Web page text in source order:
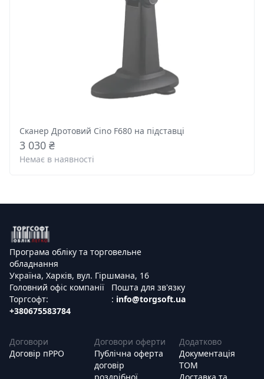
Сканер Дротовий Cino F680 на підставці
3 030 ₴
Немає в наявності
Програма обліку та торговельне
обладнання
Україна, Харків, вул. Гіршмана, 16
Головний офіс компанії
Торгсофт:
+380675583784
Пошта для зв'язку
: info@torgsoft.ua
Договори
Договір пРРО
Договори оферти
Публічна оферта
договір
Додатково
Документація
ТОМ